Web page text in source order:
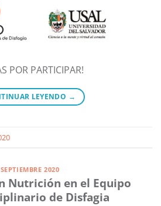
POR PARTICIPAR!
LEYENDO →
SEPTIEMBRE 2020
Nutrición en el Equipo
de Disfagia